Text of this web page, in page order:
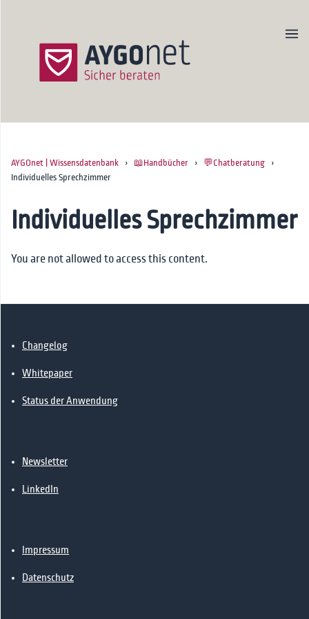
Produktseite
🔗Kontakt
AYGOnet | Wissensdatenbank › 📖Handbücher › 💬Chatberatung ›
Individuelles Sprechzimmer
Individuelles Sprechzimmer
You are not allowed to access this content.
Changelog
Whitepaper
Status der Anwendung
Newsletter
LinkedIn
Impressum
Datenschutz